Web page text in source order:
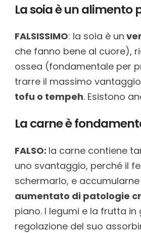
La soia è un alimento
FALSISSIMO: la soia è un
che fanno bene al cuore),
ossea (fondamentale per
trarre il massimo
tofu o tempeh. Esistono
La carne è
FALSO: la carne contiene
uno svantaggio, perché il
schermarlo, e
aumentato di patologie
piano. I legumi e la frutta
regolazione del suo